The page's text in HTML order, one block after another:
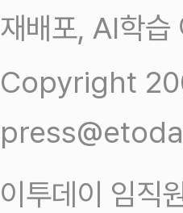
재배포, AI학습
Copyright
이투데이 임직